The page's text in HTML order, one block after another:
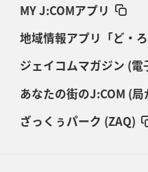
MY J:COMアプリ
地域情報アプリ「ど・ろ
ジェイコムマガジン (電
あなたの街のJ:COM (
ざっくぅパーク (ZAQ)